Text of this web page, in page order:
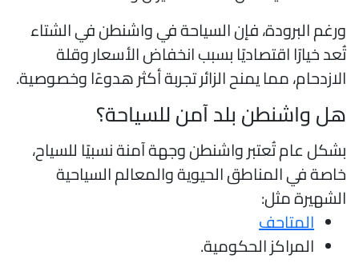
البرودة، فإن السياحة في واشنطن في الشتاء
خيارًا اقتصاديًا بسبب انخفاض الأسعار وقلة
مما يمنح الزائر تجربة أكثر هدوءًا وخصوصية.
واشنطن بلد آمن للسياحة؟
عام تُعتبر واشنطن وجهة آمنة نسبيًا للسياح،
في المناطق الحيوية والمعالم السياحية
مثل:
المتاحف
المراكز الحكومية.